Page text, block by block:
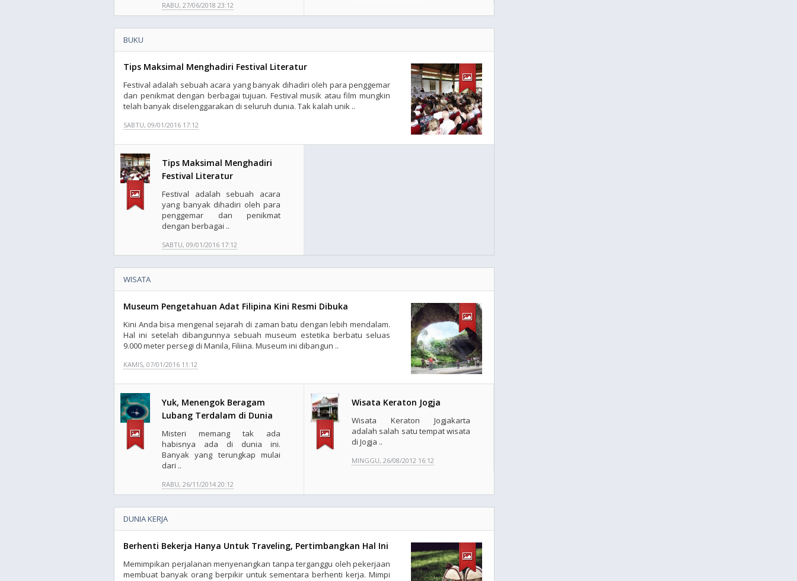
RABU, 27/06/2018 23:12
BUKU
Tips Maksimal Menghadiri Festival Literatur
Festival adalah sebuah acara yang banyak dihadiri oleh para penggemar
dan penikmat dengan berbagai tujuan. Festival musik atau film mungkin
telah banyak diselenggarakan di seluruh dunia. Tak kalah unik ..
SABTU, 09/01/2016 17:12
Tips Maksimal Menghadiri
Festival Literatur
Festival adalah sebuah acara
yang banyak dihadiri oleh para
penggemar dan penikmat
dengan berbagai ..
SABTU, 09/01/2016 17:12
WISATA
Museum Pengetahuan Adat Filipina Kini Resmi Dibuka
Kini Anda bisa mengenal sejarah di zaman batu dengan lebih mendalam.
Hal ini setelah dibangunnya sebuah museum estetika berbatu seluas
9.000 meter persegi di Manila, Filiina. Museum ini dibangun ..
KAMIS, 07/01/2016 11:12
Yuk, Menengok Beragam
Lubang Terdalam di Dunia
Misteri memang tak ada
habisnya ada di dunia ini.
Banyak yang terungkap mulai
dari ..
RABU, 26/11/2014 20:12
Wisata Keraton Jogja
Wisata Keraton Jogjakarta
adalah salah satu tempat wisata
di Jogja ..
MINGGU, 26/08/2012 16:12
DUNIA KERJA
Berhenti Bekerja Hanya Untuk Traveling, Pertimbangkan Hal Ini
Memimpikan perjalanan menyenangkan tanpa terganggu oleh pekerjaan
membuat banyak orang berpikir untuk sementara berhenti kerja. Mimpi